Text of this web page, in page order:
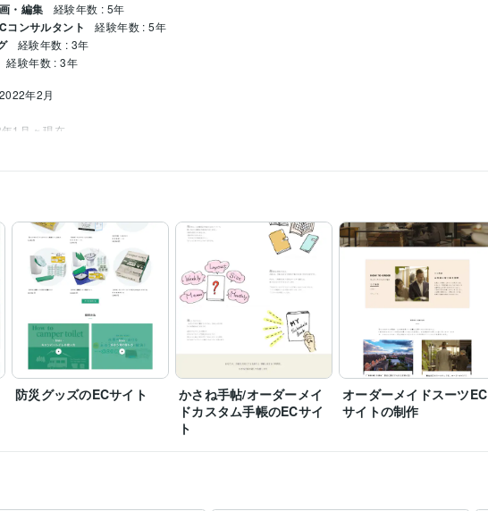
・編集 経験年数 : 5年
コンサルタント 経験年数 : 5年
経験年数 : 3年
経験年数 : 3年
年2月
1月 ~ 現在
築(Shopify) HP構築(WordPress)
ケティング Shopify shopify構築 Shopify運用 コンバージョン改善
ルティング(CRM) CVR改善コンサルティング
Webマーケティング 業務効率化 自動化 LTV Shopify運用
防災グッズのECサイト
かさね手帖/オーダーメイ
ドカスタム手帳のECサイ
ト
オーダーメイドスーツEC
サイトの制作